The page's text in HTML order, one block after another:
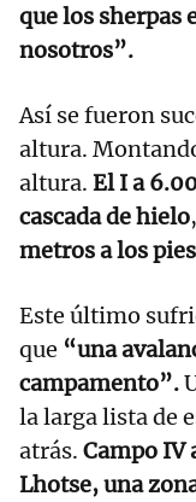
que los sherpas
nosotros”.
Así se fueron
altura.
altura. El I a
cascada de hielo
metros a los
Este último
que “una
campamento”.
la larga lista de
atrás. Campo IV
Lhotse, una